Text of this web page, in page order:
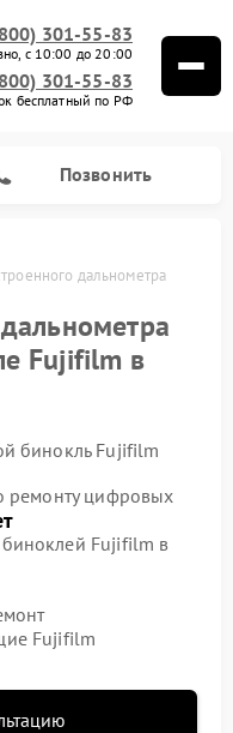
301-55-83
с 10:00 до 20:00
301-55-83
бесплатный по РФ
Позвонить
дальнометра
Fujifilm в
бинокль Fujifilm
ремонту цифровых
Fujifilm в
Fujifilm